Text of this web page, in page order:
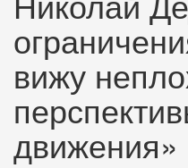
вижу
движения»